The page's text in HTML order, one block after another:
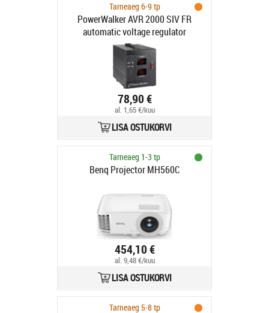
Tarneaeg 6-9 tp
PowerWalker AVR 2000 SIV FR
automatic voltage regulator
78,90 €
al. 1,65 €/kuu
LISA OSTUKORVI
Tarneaeg 1-3 tp
Benq Projector MH560C
454,10 €
al. 9,48 €/kuu
LISA OSTUKORVI
Tarneaeg 5-8 tp